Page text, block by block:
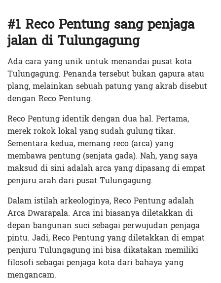
#1 Reco Pentung sang penjaga
jalan di Tulungagung
Ada cara yang unik untuk menandai pusat kota
Tulungagung. Penanda tersebut bukan gapura atau
plang, melainkan sebuah patung yang akrab disebut
dengan Reco Pentung.
Reco Pentung identik dengan dua hal. Pertama,
merek rokok lokal yang sudah gulung tikar.
Sementara kedua, memang reco (arca) yang
membawa pentung (senjata gada). Nah, yang saya
maksud di sini adalah arca yang dipasang di empat
penjuru arah dari pusat Tulungagung.
Dalam istilah arkeologinya, Reco Pentung adalah
Arca Dwarapala. Arca ini biasanya diletakkan di
depan bangunan suci sebagai perwujudan penjaga
pintu. Jadi, Reco Pentung yang diletakkan di empat
penjuru Tulungagung ini bisa dikatakan memiliki
filosofi sebagai penjaga kota dari bahaya yang
mengancam.